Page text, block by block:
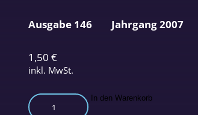
1,50 €
inkl. MwSt.
Die
In den Warenkorb
Ausgabe 146 Jahrgang 2007